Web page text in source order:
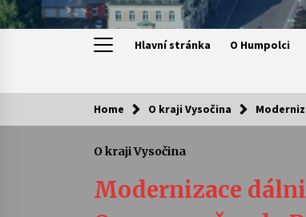
Hlavní stránka O Humpolci
Kam za kulturou?
Camerata a Sukuba
4. 8. 2026
Home O kraji Vysočina
O kraji Vysočina
Modernizace